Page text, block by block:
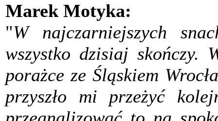
Marek Motyka:
"W najczarniejszych
wszystko dzisiaj skończy.
porażce ze Śląskiem
przyszło mi przeżyć